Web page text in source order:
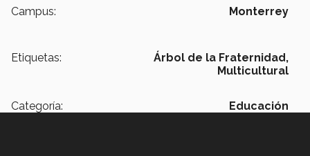
Campus: Monterrey
Etiquetas:
Árbol de la Fraternidad,
Multicultural
Categoría: Educación